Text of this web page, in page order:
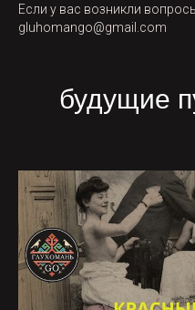
Если у вас возникли
gluhomango@gmail.com
будущие